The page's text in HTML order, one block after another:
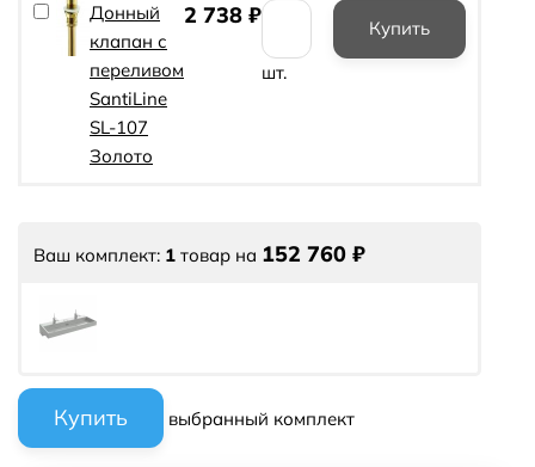
Донный
клапан с
переливом
SantiLine
SL-107
Золото
2 738 ₽
шт.
Ваш комплект: 1 товар на 152 760 ₽
выбранный комплект